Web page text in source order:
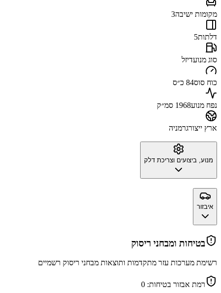
מקומות ישיבה3
דלתות5
סוג מנועדיזל
כוח סוס84 כ״ס
נפח מנוע1968 סמ״ק
ארץ ייצורגרמניה
מנוע, ביצועים וצריכת דלק
איבזור
בטיחות ומבחני ריסוק
רשימת מערכות עזר מתקדמות ותוצאות מבחני ריסוק רשמיים
רמת אבזור בטיחות: 0